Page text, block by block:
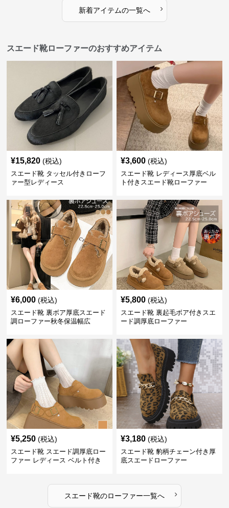
新着アイテムの一覧へ ›
スエード靴ローファーのおすすめアイテム
¥15,820 (税込)
スエード靴 タッセル付きローフ
ァー型レディース
¥3,600 (税込)
スエード靴 レディース厚底ベル
ト付きスエード靴ローファー
¥6,000 (税込)
スエード靴 裏ボア厚底スエード
調ローファー秋冬保温幅広
¥5,800 (税込)
スエード靴 裏起毛ボア付きスエ
ード調厚底ローファー
¥5,250 (税込)
スエード靴 スエード調厚底ロー
ファー レディース ベルト付き
¥3,180 (税込)
スエード靴 豹柄チェーン付き厚
底スエードローファー
スエード靴のローファー一覧へ ›